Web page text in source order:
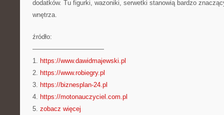
dodatków. Tu figurki, wazoniki, serwetki stanowią bardzo
wnętrza.
źródło:
———————————
1. https://www.dawidmajewski.pl
2. https://www.robiegry.pl
3. https://biznesplan-24.pl
4. https://motonauczyciel.com.pl
5. zobacz więcej